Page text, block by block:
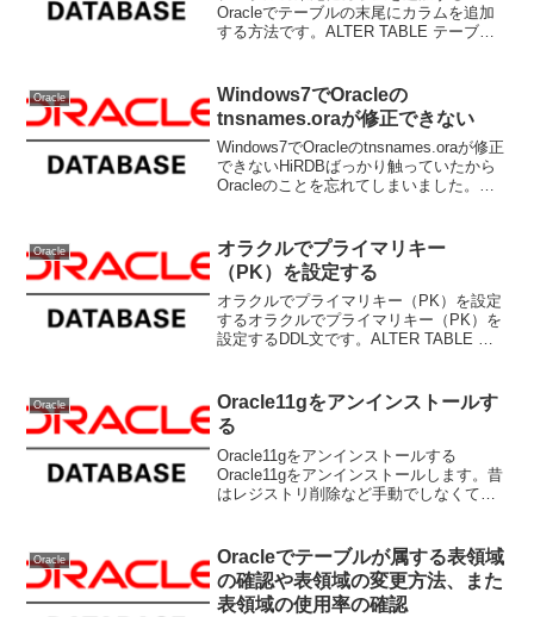
Oracleでテーブルの末尾にカラムを追加
する方法です。ALTER TABLE テーブル
Oracle
Windows7でOracleの
tnsnames.oraが修正できない
Windows7でOracleのtnsnames.oraが修正
できないHiRDBばっかり触っていたから
Oracleのことを忘れてしまいました。
るん...
Oracle
オラクルでプライマリキー
（PK）を設定する
オラクルでプライマリキー（PK）を設定
するオラクルでプライマリキー（PK）を
設定するDDL文です。ALTER TABLE テ
といって複数のキーを...
Oracle
Oracle11gをアンインストールす
る
Oracle11gをアンインストールする
Oracle11gをアンインストールします。昔
はレジストリ削除など手動でしなくては
ら「Universal Installer」を...
Oracle
Oracleでテーブルが属する表領域
の確認や表領域の変更方法、また
表領域の使用率の確認